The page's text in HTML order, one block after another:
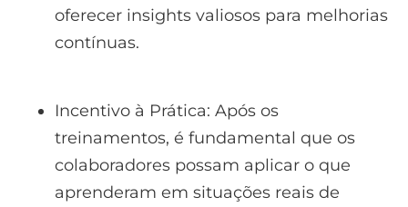
oferecer insights valiosos para melhorias
contínuas.
Incentivo à Prática: Após os
treinamentos, é fundamental que os
colaboradores possam aplicar o que
aprenderam em situações reais de